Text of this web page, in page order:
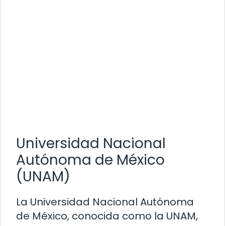
Universidad Nacional
Autónoma de México
(UNAM)
La Universidad Nacional Autónoma
de México, conocida como la UNAM,